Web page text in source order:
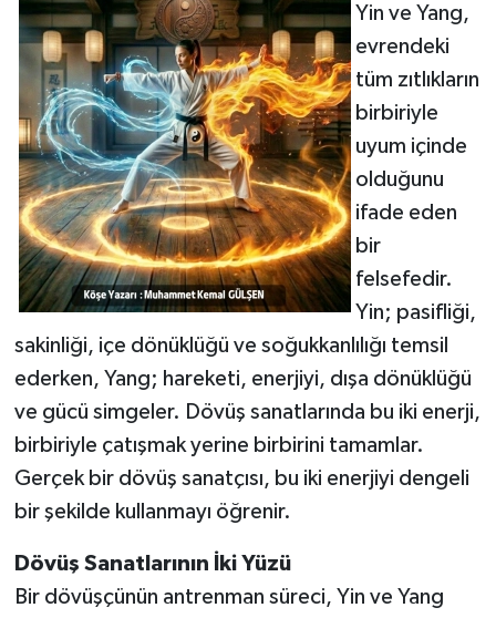
Yin ve Yang,
evrendeki
tüm zıtlıkların
birbiriyle
uyum içinde
olduğunu
ifade eden
bir
felsefedir.
Yin; pasifliği,
sakinliği, içe dönüklüğü ve soğukkanlılığı temsil
ederken, Yang; hareketi, enerjiyi, dışa dönüklüğü
ve gücü simgeler. Dövüş sanatlarında bu iki enerji,
birbiriyle çatışmak yerine birbirini tamamlar.
Gerçek bir dövüş sanatçısı, bu iki enerjiyi dengeli
bir şekilde kullanmayı öğrenir.
Dövüş Sanatlarının İki Yüzü
Bir dövüşçünün antrenman süreci, Yin ve Yang